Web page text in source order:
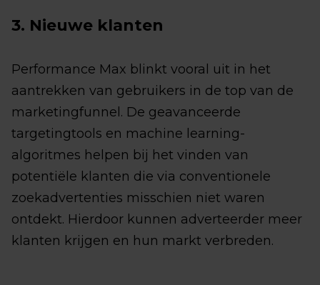
3. Nieuwe klanten
Performance Max blinkt vooral uit in het
aantrekken van gebruikers in de top van de
marketingfunnel. De geavanceerde
targetingtools en machine learning-
algoritmes helpen bij het vinden van
potentiële klanten die via conventionele
zoekadvertenties misschien niet waren
ontdekt. Hierdoor kunnen adverteerder meer
klanten krijgen en hun markt verbreden.